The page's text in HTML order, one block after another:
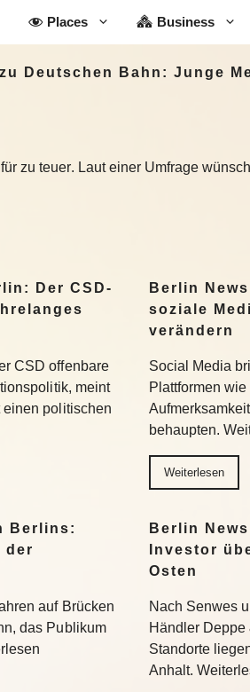
Places Business
Deutschen Bahn: Junge
zu teuer. Laut einer Umfrage
Der CSD-
CSD offenbare
meint
politischen
Berlin
soziale
verändern
Social Media
Plattformen
behaupten.
Weiterlesen
Berlins:
der
auf Brücken
das Publikum
Berlin
Investor
Osten
Nach Senwes
Händler
Standorte
Anhalt.